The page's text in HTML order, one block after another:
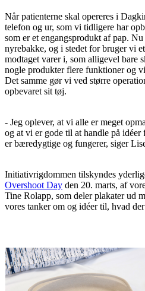
Når patienterne skal opereres i
telefon og ur, som vi tidligere har
som er et engangsprodukt af pap.
nyrebakke, og i stedet for bruger vi
modtaget varer i, som alligevel bare
nogle produkter flere funktioner og
Det samme gør vi ved større
opbevaret sit tøj.
- Jeg oplever, at vi alle er meget
og at vi er gode til at handle på
er bæredygtige og fungerer, siger
Initiativrigdommen tilskyndes
Overshoot Day den 20. marts, af
Tine Rolapp, som deler plakater ud
vores tanker om og idéer til, hvad